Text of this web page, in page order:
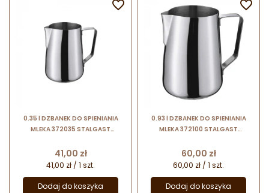
0.35 l DZBANEK DO SPIENIANIA
MLEKA 372035 STALGAST
Cena
41,00 zł
41,00 zł / 1 szt.
Dodaj do koszyka

0.93 l DZBANEK DO SPIENIANIA
MLEKA 372100 STALGAST
Cena
60,00 zł
60,00 zł / 1 szt.
Dodaj do koszyka
